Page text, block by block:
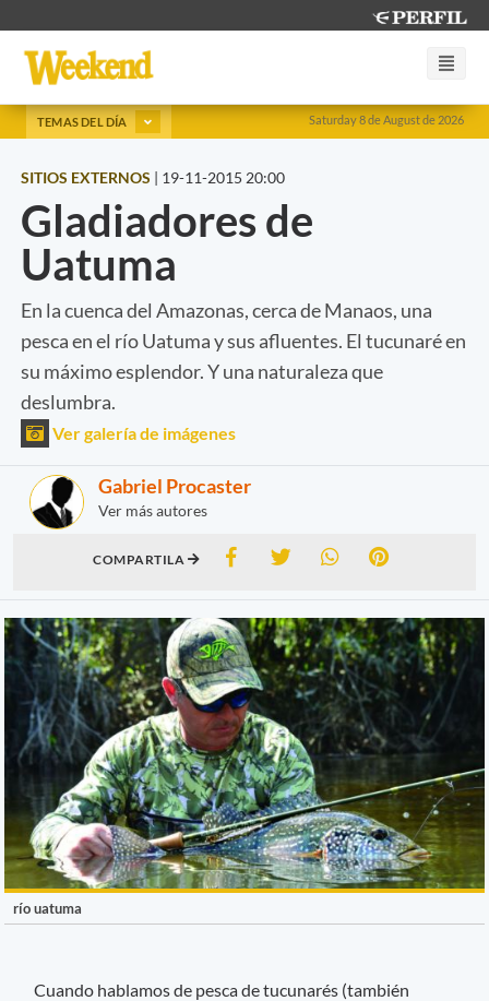
Saturday 8 de August de 2026
TEMAS DEL DÍA
SITIOS EXTERNOS | 19-11-2015 20:00
Gladiadores de
Uatuma
En la cuenca del Amazonas, cerca de Manaos, una
pesca en el río Uatuma y sus afluentes. El tucunaré en
su máximo esplendor. Y una naturaleza que
deslumbra.
Ver galería de imágenes
Gabriel Procaster
Ver más autores
COMPARTILA
río uatuma
Cuando hablamos de pesca de tucunarés (también